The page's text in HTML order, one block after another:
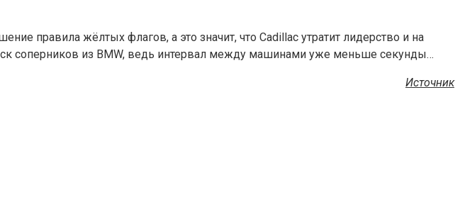
правила жёлтых флагов, а это значит, что Cadillac утратит лидерство и на
соперников из BMW, ведь интервал между машинами уже меньше секунды…
Источник